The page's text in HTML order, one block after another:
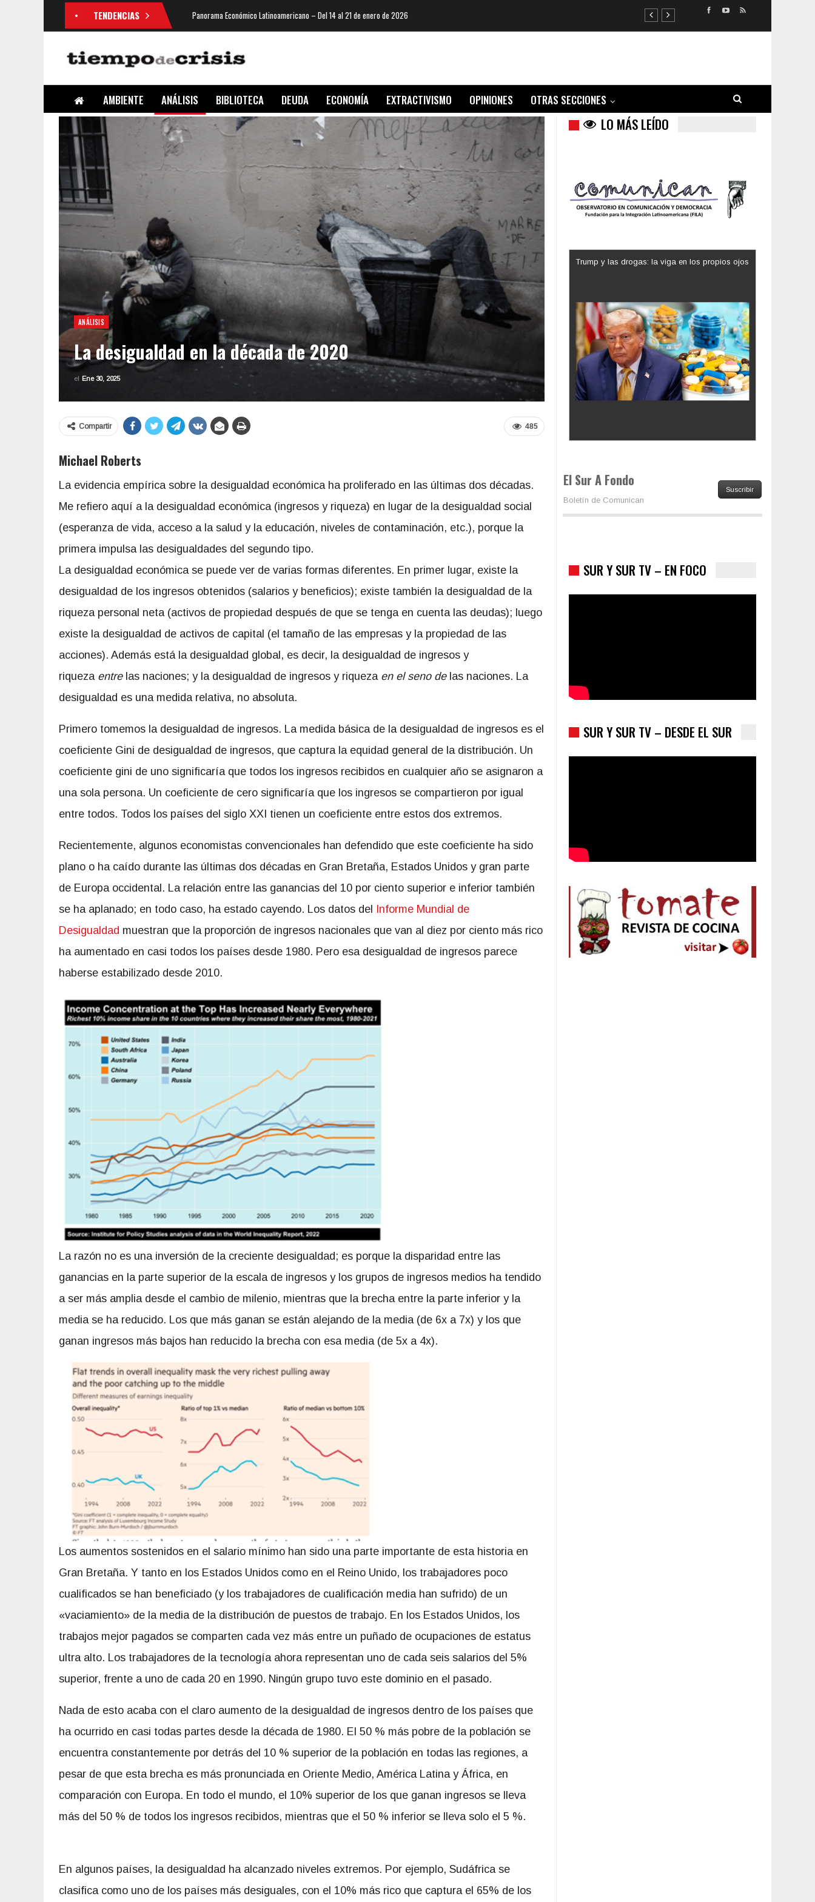
TENDENCIAS Panorama Económico Latinoamericano – Del 14 al 21 de enero de 2026
AMBIENTE ANÁLISIS BIBLIOTECA DEUDA ECONOMÍA EXTRACTIVISMO OPINIONES OTRAS SECCIONES
ANÁLISIS
La desigualdad en la década de 2020
el Ene 30, 2025
485
Compartir
Michael Roberts
La evidencia empírica sobre la desigualdad económica ha proliferado en las últimas dos décadas.
Me refiero aquí a la desigualdad económica (ingresos y riqueza) en lugar de la desigualdad social
(esperanza de vida, acceso a la salud y la educación, niveles de contaminación, etc.), porque la
primera impulsa las desigualdades del segundo tipo.
La desigualdad económica se puede ver de varias formas diferentes. En primer lugar, existe la
desigualdad de los ingresos obtenidos (salarios y beneficios); existe también la desigualdad de la
riqueza personal neta (activos de propiedad después de que se tenga en cuenta las deudas); luego
existe la desigualdad de activos de capital (el tamaño de las empresas y la propiedad de las
acciones). Además está la desigualdad global, es decir, la desigualdad de ingresos y
riqueza entre las naciones; y la desigualdad de ingresos y riqueza en el seno de las naciones. La
desigualdad es una medida relativa, no absoluta.
Primero tomemos la desigualdad de ingresos. La medida básica de la desigualdad de ingresos es el
coeficiente Gini de desigualdad de ingresos, que captura la equidad general de la distribución. Un
coeficiente gini de uno significaría que todos los ingresos recibidos en cualquier año se asignaron a
una sola persona. Un coeficiente de cero significaría que los ingresos se compartieron por igual
entre todos. Todos los países del siglo XXI tienen un coeficiente entre estos dos extremos.
Recientemente, algunos economistas convencionales han defendido que este coeficiente ha sido
plano o ha caído durante las últimas dos décadas en Gran Bretaña, Estados Unidos y gran parte
de Europa occidental. La relación entre las ganancias del 10 por ciento superior e inferior también
se ha aplanado; en todo caso, ha estado cayendo. Los datos del
Informe Mundial de
Desigualdad muestran que la proporción de ingresos nacionales que van al diez por ciento más rico
ha aumentado en casi todos los países desde 1980. Pero esa desigualdad de ingresos parece
haberse estabilizado desde 2010.
La razón no es una inversión de la creciente desigualdad; es porque la disparidad entre las
ganancias en la parte superior de la escala de ingresos y los grupos de ingresos medios ha tendido
a ser más amplia desde el cambio de milenio, mientras que la brecha entre la parte inferior y la
media se ha reducido. Los que más ganan se están alejando de la media (de 6x a 7x) y los que
ganan ingresos más bajos han reducido la brecha con esa media (de 5x a 4x).
Los aumentos sostenidos en el salario mínimo han sido una parte importante de esta historia en
Gran Bretaña. Y tanto en los Estados Unidos como en el Reino Unido, los trabajadores poco
cualificados se han beneficiado (y los trabajadores de cualificación media han sufrido) de un
«vaciamiento» de la media de la distribución de puestos de trabajo. En los Estados Unidos, los
trabajos mejor pagados se comparten cada vez más entre un puñado de ocupaciones de estatus
ultra alto. Los trabajadores de la tecnología ahora representan uno de cada seis salarios del 5%
superior, frente a uno de cada 20 en 1990. Ningún grupo tuvo este dominio en el pasado.
Nada de esto acaba con el claro aumento de la desigualdad de ingresos dentro de los países que
ha ocurrido en casi todas partes desde la década de 1980. El 50 % más pobre de la población se
encuentra constantemente por detrás del 10 % superior de la población en todas las regiones, a
pesar de que esta brecha es más pronunciada en Oriente Medio, América Latina y África, en
comparación con Europa. En todo el mundo, el 10% superior de los que ganan ingresos se lleva
más del 50 % de todos los ingresos recibidos, mientras que el 50 % inferior se lleva solo el 5 %.
En algunos países, la desigualdad ha alcanzado niveles extremos. Por ejemplo, Sudáfrica se
clasifica como uno de los países más desiguales, con el 10% más rico que captura el 65% de los
LO MÁS LEÍDO
Los latinos le van dando la espalda a Trump
El Sur A Fondo
Boletín de Comunican
Suscribir
SUR Y SUR TV – EN FOCO
SUR Y SUR TV – DESDE EL SUR